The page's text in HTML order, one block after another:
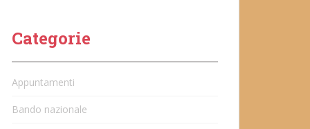
Categorie
Appuntamenti
Bando nazionale